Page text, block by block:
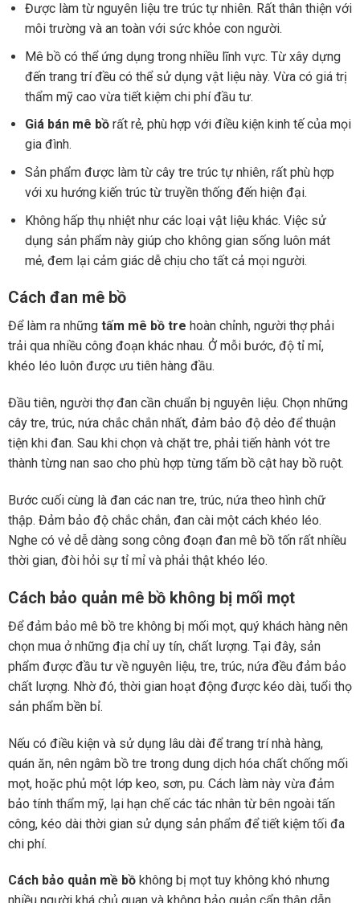
Được làm từ nguyên liệu tre trúc tự nhiên. Rất thân thiện với
môi trường và an toàn với sức khỏe con người.
Mê bồ có thể ứng dụng trong nhiều lĩnh vực. Từ xây dựng
đến trang trí đều có thể sử dụng vật liệu này. Vừa có giá trị
thẩm mỹ cao vừa tiết kiệm chi phí đầu tư.
Giá bán mê bồrất rẻ, phù hợp với điều kiện kinh tế của mọi
gia đình.
Sản phẩm được làm từ cây tre trúc tự nhiên, rất phù hợp
với xu hướng kiến trúc từ truyền thống đến hiện đại.
Không hấp thụ nhiệt như các loại vật liệu khác. Việc sử
dụng sản phẩm này giúp cho không gian sống luôn mát
mẻ, đem lại cảm giác dễ chịu cho tất cả mọi người.
Cách đan mê bồ
Để làm ra những tấm mê bồ tre hoàn chỉnh, người thợ phải
trải qua nhiều công đoạn khác nhau. Ở mỗi bước, độ tỉ mỉ,
khéo léo luôn được ưu tiên hàng đầu.
Đầu tiên, người thợ đan cần chuẩn bị nguyên liệu. Chọn những
cây tre, trúc, nứa chắc chắn nhất, đảm bảo độ dẻo để thuận
tiện khi đan. Sau khi chọn và chặt tre, phải tiến hành vót tre
thành từng nan sao cho phù hợp từng tấm bồ cật hay bồ ruột.
Bước cuối cùng là đan các nan tre, trúc, nứa theo hình chữ
thập. Đảm bảo độ chắc chắn, đan cài một cách khéo léo.
Nghe có vẻ dễ dàng song công đoạn đan mê bồ tốn rất nhiều
thời gian, đòi hỏi sự tỉ mỉ và phải thật khéo léo.
Cách bảo quản mê bồ không bị mối mọt
Để đảm bảo mê bồ tre không bị mối mọt, quý khách hàng nên
chọn mua ở những địa chỉ uy tín, chất lượng. Tại đây, sản
phẩm được đầu tư về nguyên liệu, tre, trúc, nứa đều đảm bảo
chất lượng. Nhờ đó, thời gian hoạt động được kéo dài, tuổi thọ
sản phẩm bền bỉ.
Nếu có điều kiện và sử dụng lâu dài để trang trí nhà hàng,
quán ăn, nên ngâm bồ tre trong dung dịch hóa chất chống mối
mọt, hoặc phủ một lớp keo, sơn, pu. Cách làm này vừa đảm
bảo tính thẩm mỹ, lại hạn chế các tác nhân từ bên ngoài tấn
công, kéo dài thời gian sử dụng sản phẩm để tiết kiệm tối đa
chi phí.
Cách bảo quản mề bồ không bị mọt tuy không khó nhưng